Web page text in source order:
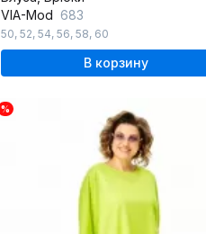
VIA-Mod 683
50, 52, 54, 56, 58, 60
В корзину
%